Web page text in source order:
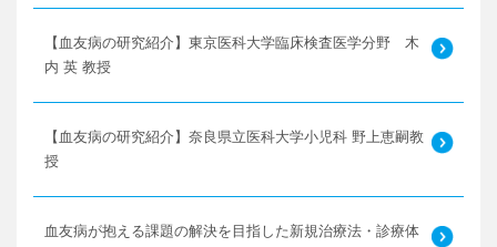
【血友病の研究紹介】東京医科大学臨床検査医学分野 木
内 英 教授
【血友病の研究紹介】奈良県立医科大学小児科 野上恵嗣教
授
血友病が抱える課題の解決を目指した新規治療法・診療体